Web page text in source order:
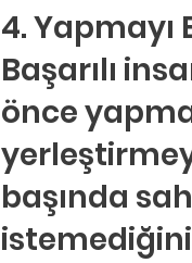
4. Yapmayı
Başarılı
önce
başında